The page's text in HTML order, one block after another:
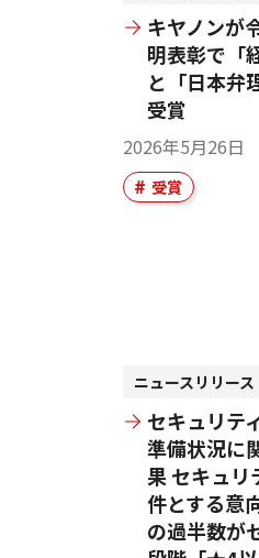
キヤノンが
明表彰で「
と「日本弁
受賞
2026年5月26日
受賞
ニュースリリース
セキュリテ
準備状況に
果 セキュリ
件とする意
の過半数が